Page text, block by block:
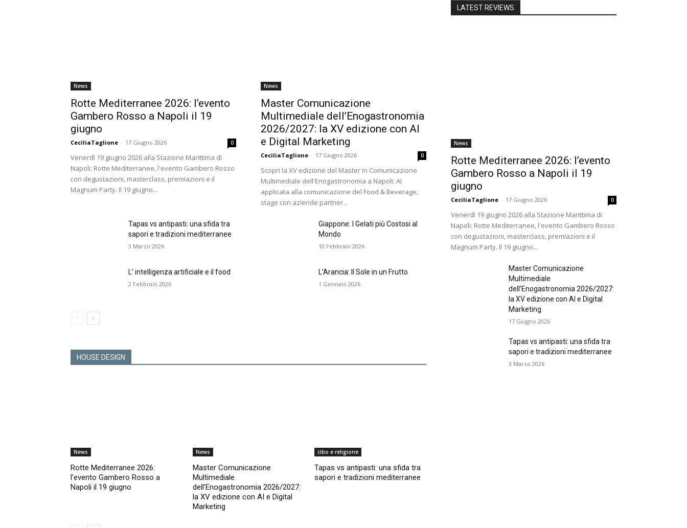
News
Rotte Mediterranee 2026: l’evento
Gambero Rosso a Napoli il 19
giugno
CeciliaTaglione - 17 Giugno 2026 0
Venerdì 19 giugno 2026 alla Stazione Marittima di
Napoli: Rotte Mediterranee, l'evento Gambero Rosso
con degustazioni, masterclass, premiazioni e il
Magnum Party. Il 19 giugno...
News
Master Comunicazione
Multimediale dell’Enogastronomia
2026/2027: la XV edizione con AI
e Digital Marketing
CeciliaTaglione - 17 Giugno 2026 0
Scopri la XV edizione del Master in Comunicazione
Multimediale dell'Enogastronomia a Napoli: AI
applicata alla comunicazione del Food & Beverage,
stage con aziende partner...
Tapas vs antipasti: una sfida tra
sapori e tradizioni mediterranee
3 Marzo 2026
Giappone: I Gelati più Costosi al
Mondo
10 Febbraio 2026
L’ intelligenza artificiale e il food
2 Febbraio 2026
L’Arancia: Il Sole in un Frutto
1 Gennaio 2026
HOUSE DESIGN
News
Rotte Mediterranee 2026:
l’evento Gambero Rosso a
Napoli il 19 giugno
News
Master Comunicazione
Multimediale
dell’Enogastronomia 2026/2027:
la XV edizione con AI e Digital
Marketing
cibo e religione
Tapas vs antipasti: una sfida tra
sapori e tradizioni mediterranee
LATEST REVIEWS
News
Rotte Mediterranee 2026: l’evento
Gambero Rosso a Napoli il 19
giugno
CeciliaTaglione - 17 Giugno 2026 0
Venerdì 19 giugno 2026 alla Stazione Marittima di
Napoli: Rotte Mediterranee, l'evento Gambero Rosso
con degustazioni, masterclass, premiazioni e il
Magnum Party. Il 19 giugno...
Master Comunicazione
Multimediale
dell’Enogastronomia 2026/2027:
la XV edizione con AI e Digital
Marketing
17 Giugno 2026
Tapas vs antipasti: una sfida tra
sapori e tradizioni mediterranee
3 Marzo 2026